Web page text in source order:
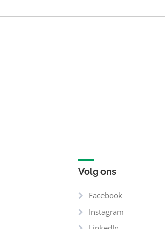
Volg ons
Facebook
Instagram